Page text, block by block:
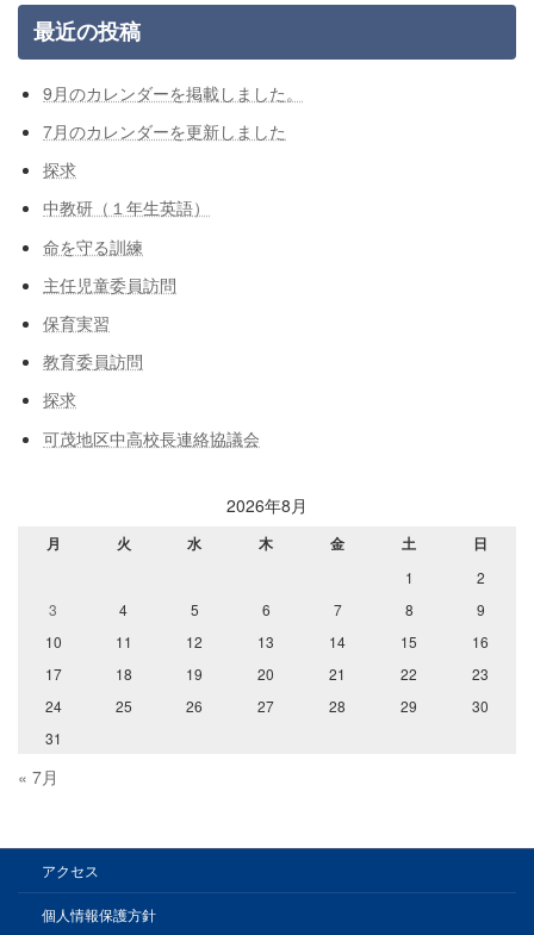
最近の投稿
9月のカレンダーを掲載しました。
7月のカレンダーを更新しました
探求
中教研（１年生英語）
命を守る訓練
主任児童委員訪問
保育実習
教育委員訪問
探求
可茂地区中高校長連絡協議会
2026年8月
月 火 水 木 金 土 日
1
2
3
4 5 6 7 8
9
10
11 12 13 14 15
16
17
18 19 20 21 22
23
24
25 26 27 28 29
30
31
« 7月
アクセス
個人情報保護方針